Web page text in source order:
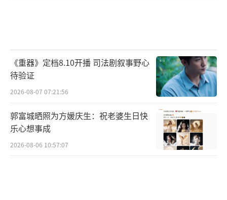
《重器》定档8.10开播 司法剧叙事野心
待验证
2026-08-07 07:21:56
郭富城晒照为方媛庆生：祝老婆生日快
乐心想事成
2026-08-06 10:57:07